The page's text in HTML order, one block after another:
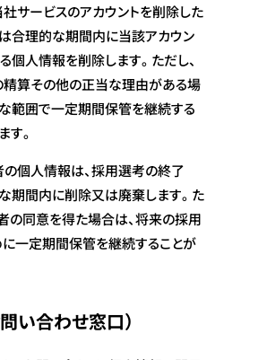
サービスのアカウントを削除した
合理的な期間内に当該アカウン
個人情報を削除します。ただし、
算その他の正当な理由がある場
範囲で一定期間保管を継続する
す。
個人情報は、採用選考の終了
期間内に削除又は廃棄します。た
の同意を得た場合は、将来の採用
一定期間保管を継続することが
い合わせ窓口）